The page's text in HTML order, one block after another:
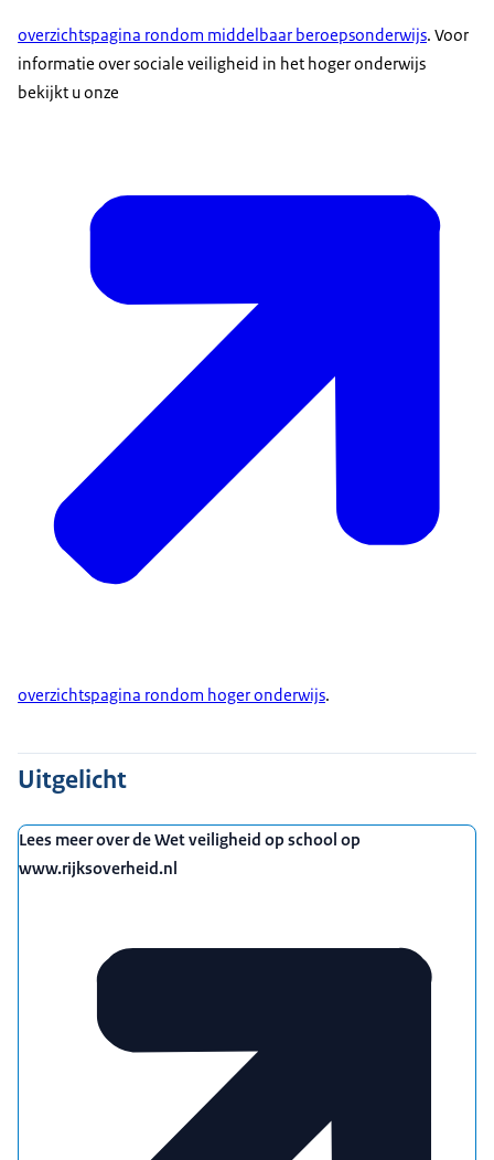
overzichtspagina rondom middelbaar beroepsonderwijs. Voor
informatie over sociale veiligheid in het hoger onderwijs
bekijkt u onze
overzichtspagina rondom hoger onderwijs.
Uitgelicht
Lees meer over de Wet veiligheid op school op
www.rijksoverheid.nl